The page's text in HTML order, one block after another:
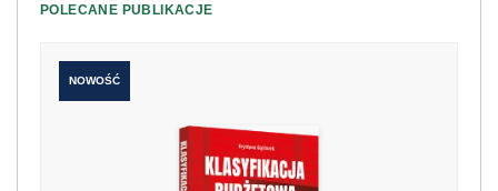
POLECANE PUBLIKACJE
NOWOŚĆ